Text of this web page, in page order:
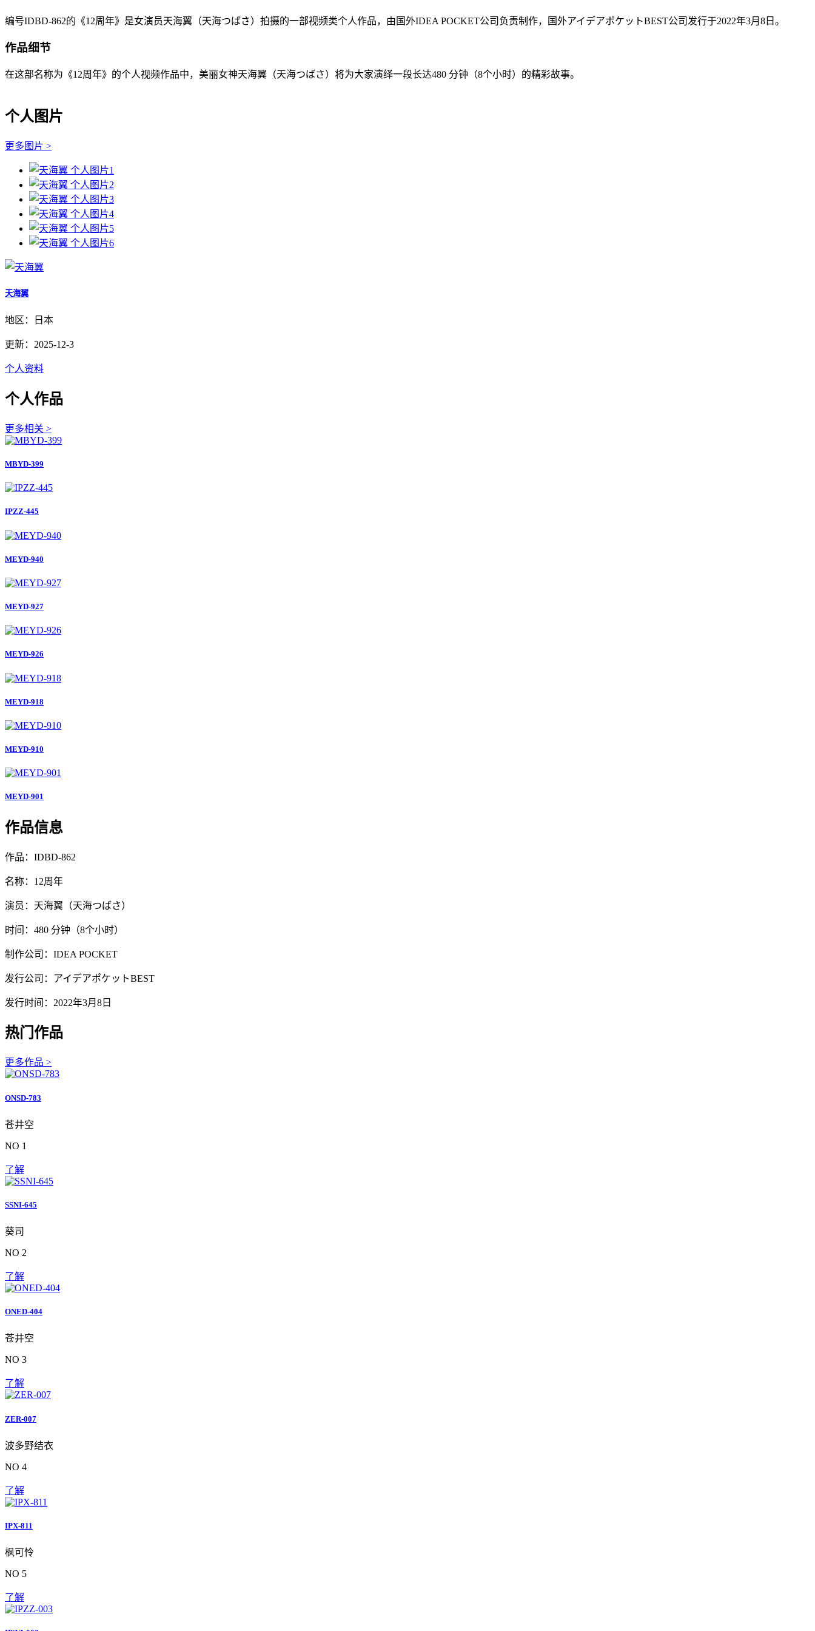
编号IDBD-862的《12周年》是女演员天海翼（天海つばさ）拍摄的一部视频类个人作品，由国外IDEA POCKET公司负责制作，国外アイデアポケットBEST公司发行于2022年3月8日。
作品细节
在这部名称为《12周年》的个人视频作品中，美丽女神天海翼（天海つばさ）将为大家演绎一段长达480 分钟（8个小时）的精彩故事。
个人图片
更多图片 >
天海翼
地区：日本
更新：2025-12-3
个人资料
个人作品
更多相关 >
MBYD-399
IPZZ-445
MEYD-940
MEYD-927
MEYD-926
MEYD-918
MEYD-910
MEYD-901
作品信息
作品：IDBD-862
名称：12周年
演员：天海翼（天海つばさ）
时间：480 分钟（8个小时）
制作公司：IDEA POCKET
发行公司：アイデアポケットBEST
发行时间：2022年3月8日
热门作品
更多作品 >
ONSD-783
苍井空
NO 1
了解
SSNI-645
葵司
NO 2
了解
ONED-404
苍井空
NO 3
了解
ZER-007
波多野结衣
NO 4
了解
IPX-811
枫可怜
NO 5
了解